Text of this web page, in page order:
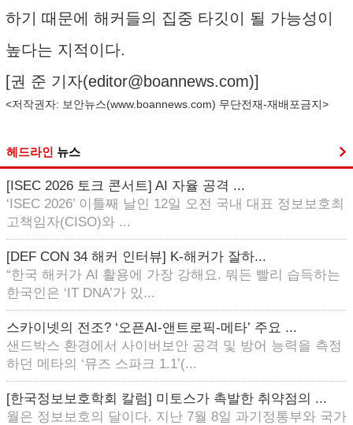
하기 때문에 해커들의 집중 타깃이 될 가능성이
높다는 지적이다.
[권 준 기자(editor@boannews.com)]
<저작권자: 보안뉴스(www.boannews.com) 무단전재-재배포금지>
헤드라인 뉴스
[ISEC 2026 토크 콘서트] AI 자율 공격 ...
‘ISEC 2026’ 이틀째 날인 12일 오전 국내 대표 정보보호최
고책임자(CISO)와 ...
[DEF CON 34 해커 인터뷰] K-해커가 잘하...
“한국 해커가 AI 활용에 가장 강해요. 뭐든 빨리 습득하는
한국인은 ‘IT DNA’가 있...
스카이넷의 전조? ‘오픈AI-앤트로픽-메타’ 주요 ...
샌드박스 환경에서 사이버보안 공격 및 방어 능력을 측정
하던 메타의 ‘뮤즈 스파크 1.1’(...
[한국정보보호학회 칼럼] 미토스가 촉발한 취약점의 ...
월은 정보보호의 달이다. 지난 7월 8일 과기정통부와 국가